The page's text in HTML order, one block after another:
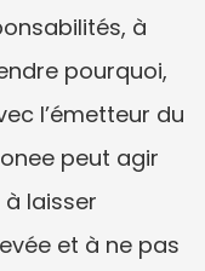
à
pourquoi,
l’émetteur du
peut agir
laisser
et à ne pas